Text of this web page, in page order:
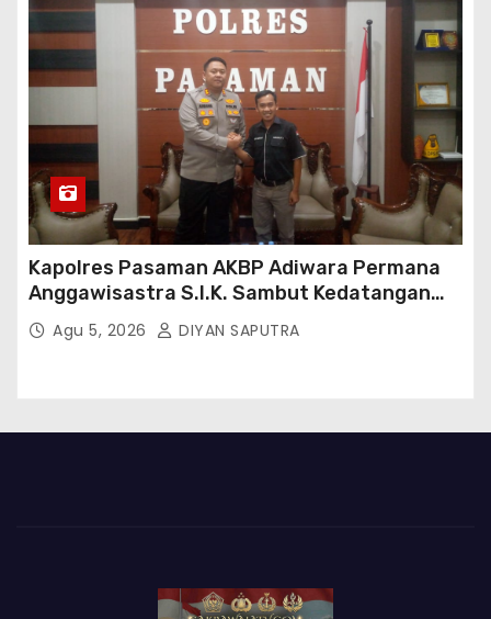
Kapolres Pasaman AKBP Adiwara Permana
Anggawisastra S.I.K. Sambut Kedatangan
Kepala Cakrawala Tv Sumatera Barat
Agu 5, 2026 DIYAN SAPUTRA